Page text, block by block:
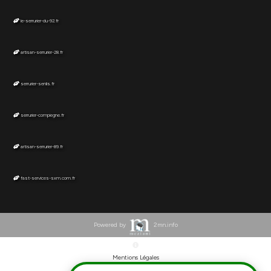
Drevant
Chaumoux-Marcilly
Neuilly-en-Sancerre Senneçay
le-serrurier-du-92.fr
artisan-serrurier-28.fr
serrurier-senlis.fr
serrurier-compiegne.fr
artisan-serrurier-89.fr
fast-services-sxm.com.fr
Powered by 2mn.info
Mentions Légales